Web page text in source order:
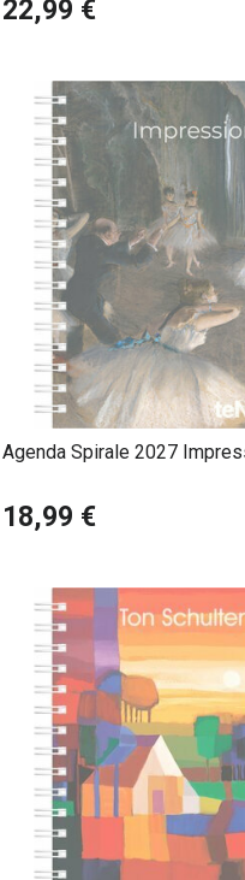
22,99 €
Agenda Spirale 2027
18,99 €